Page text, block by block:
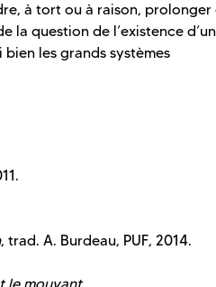
à tort ou à raison, prolonger
la question de l’existence
les grands systèmes
, trad. A. Burdeau, PUF, 2014.